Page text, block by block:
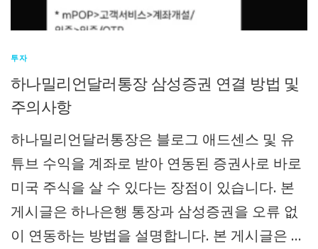
투자
하나밀리언달러통장 삼성증권 연결 방법 및
주의사항
하나밀리언달러통장은 블로그 애드센스 및 유
튜브 수익을 계좌로 받아 연동된 증권사로 바로
미국 주식을 살 수 있다는 장점이 있습니다. 본
게시글은 하나은행 통장과 삼성증권을 오류 없
이 연동하는 방법을 설명합니다. 본 게시글은 …